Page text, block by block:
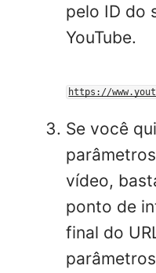
pelo ID do
YouTube.
https://
Se você
vídeo,
ponto de
final do